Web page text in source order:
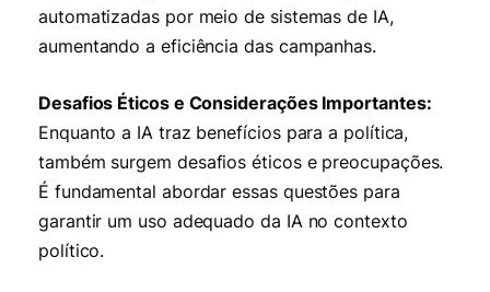
automatizadas por meio de sistemas de IA,
aumentando a eficiência das campanhas.
Desafios Éticos e Considerações Importantes:
Enquanto a IA traz benefícios para a política,
também surgem desafios éticos e preocupações.
É fundamental abordar essas questões para
garantir um uso adequado da IA no contexto
político.